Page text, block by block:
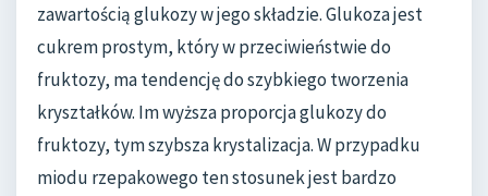
zawartością glukozy w jego składzie. Glukoza jest
cukrem prostym, który w przeciwieństwie do
fruktozy, ma tendencję do szybkiego tworzenia
kryształków. Im wyższa proporcja glukozy do
fruktozy, tym szybsza krystalizacja. W przypadku
miodu rzepakowego ten stosunek jest bardzo